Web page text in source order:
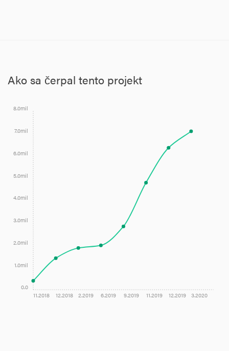
Ako sa čerpal tento projekt
11.2018 12.2018 2.2019 6.2019 9.2019 11.2019 12.2019 3.2020
0.0
1.0mil
2.0mil
3.0mil
4.0mil
5.0mil
6.0mil
7.0mil
8.0mil